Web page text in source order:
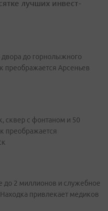
лучших инвест-
двора до горнолыжного
преображается Арсеньев
сквер с фонтаном и 50
преображается
2 миллионов и служебное
привлекает медиков